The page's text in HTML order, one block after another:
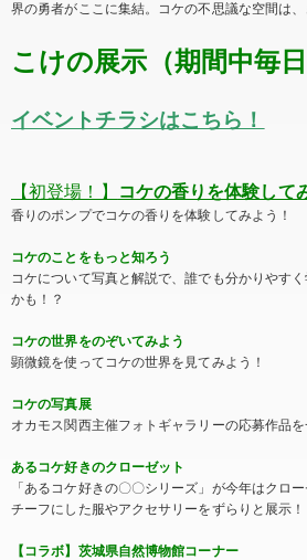
界の勇者がここに集結。コケの不思議な空間は、
こけの展示（期間中毎日
イベントチラシはこちら！
【初登場！】 コケの香りを体験して
香りのポンプでコケの香りを体験してみよう！
コケのことをもっと知ろう
コケについて写真と解説で、誰でも分かりやす
かも！？
コケの世界をのぞいてみよう
顕微鏡を使ってコケの世界を見てみよう！
コケの写真展
オカモス関西主催フォトギャラリーの応募作品を
あるコケ好きのクローゼット
「あるコケ好きの〇〇シリーズ」が今年はクロ
チーフにした服やアクセサリーをずらりと展示！
【コラボ】茨城県自然博物館コーナー